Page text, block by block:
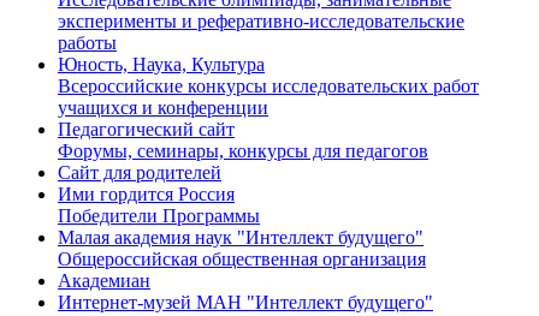
эксперименты и реферативно-исследовательские
работы
Юность, Наука, Культура
Всероссийские конкурсы исследовательских работ
учащихся и конференции
Педагогический сайт
Форумы, семинары, конкурсы для педагогов
Сайт для родителей
Ими гордится Россия
Победители Программы
Малая академия наук "Интеллект будущего"
Общероссийская общественная организация
Академиан
Интернет-музей МАН "Интеллект будущего"